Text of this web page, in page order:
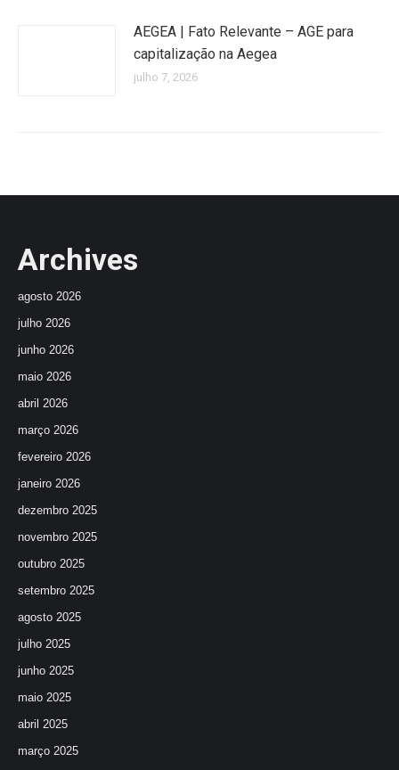
AEGEA | Fato Relevante – AGE para
capitalização na Aegea
julho 7, 2026
Archives
agosto 2026
julho 2026
junho 2026
maio 2026
abril 2026
março 2026
fevereiro 2026
janeiro 2026
dezembro 2025
novembro 2025
outubro 2025
setembro 2025
agosto 2025
julho 2025
junho 2025
maio 2025
abril 2025
março 2025